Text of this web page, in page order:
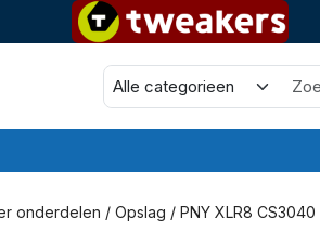
onderdelen / Opslag / PNY XLR8